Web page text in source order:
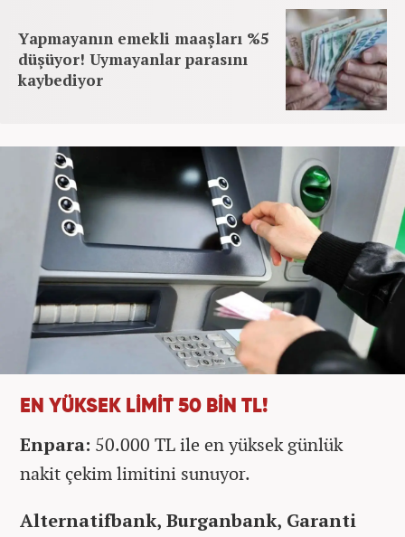
Yapmayanın emekli maaşları %5
düşüyor! Uymayanlar parasını
kaybediyor
EN YÜKSEK LİMİT 50 BİN TL!
Enpara: 50.000 TL ile en yüksek günlük
nakit çekim limitini sunuyor.
Alternatifbank, Burganbank, Garanti